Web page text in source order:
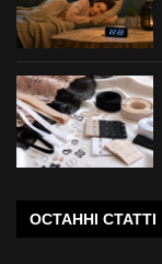
ОСТАННІ СТАТТІ